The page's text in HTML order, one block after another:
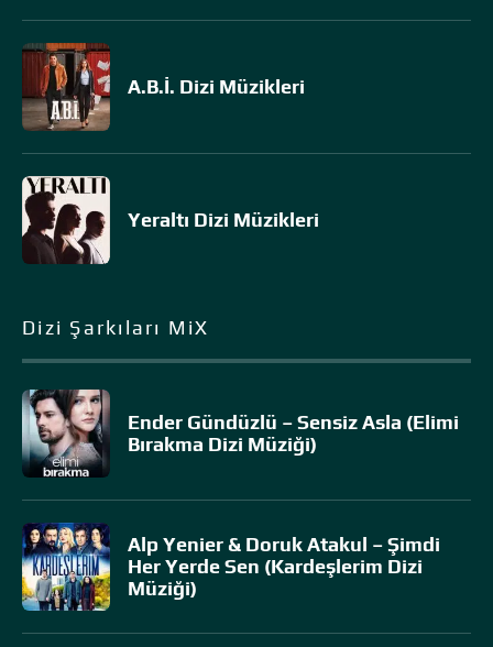
A.B.İ. Dizi Müzikleri
Yeraltı Dizi Müzikleri
Dizi Şarkıları MiX
Ender Gündüzlü – Sensiz Asla (Elimi
Bırakma Dizi Müziği)
Alp Yenier & Doruk Atakul – Şimdi
Her Yerde Sen (Kardeşlerim Dizi
Müziği)